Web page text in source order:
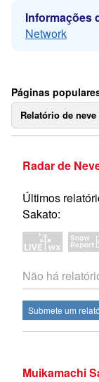
Informações
Network
Páginas
Relatório de neve
Radar de
Últimos
Sakato:
Não há
Submete um
Muikamachi